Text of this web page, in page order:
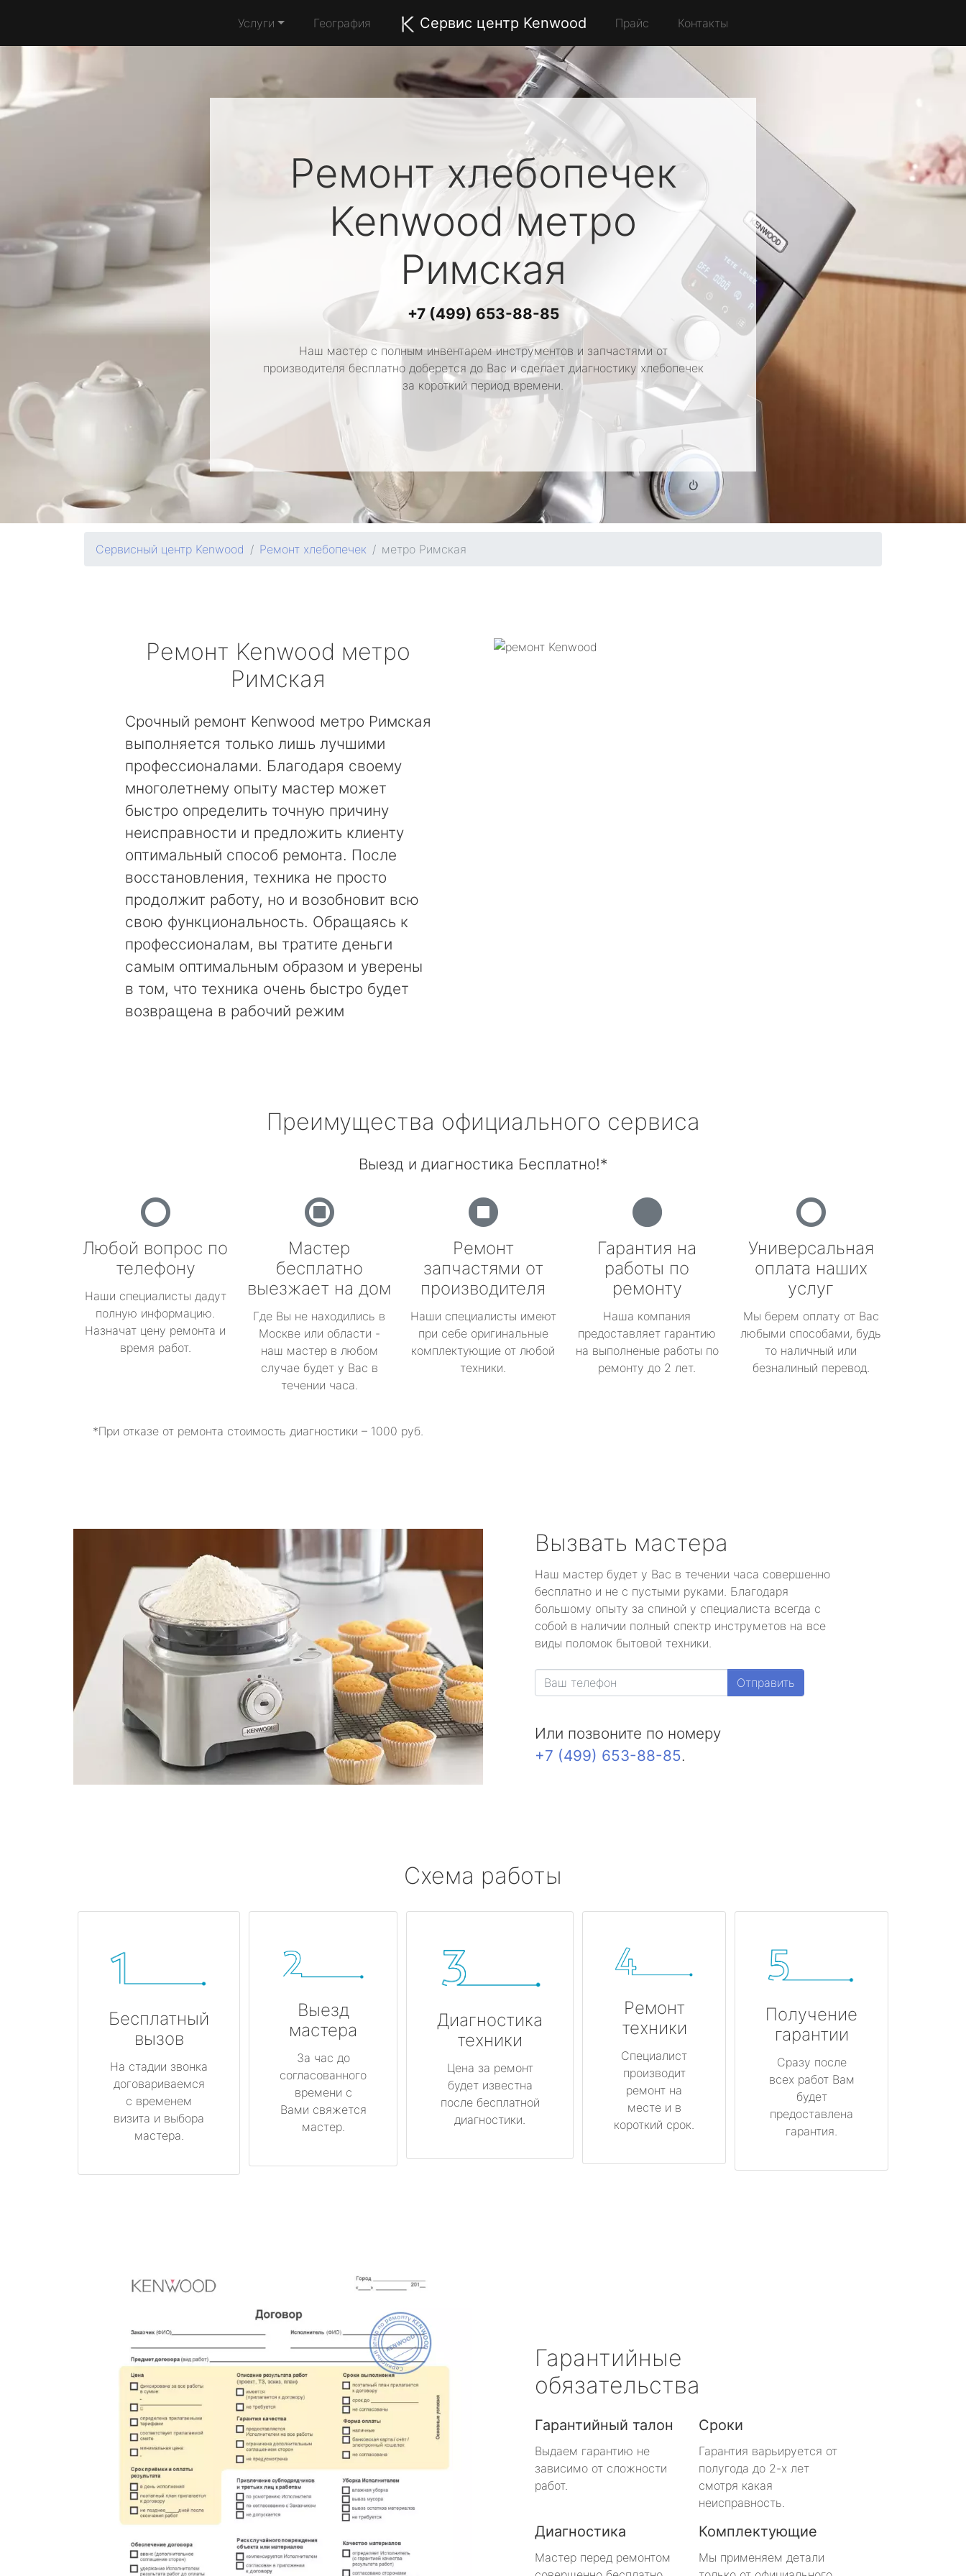
Услуги География Сервис центр Kenwood Прайс Контакты
Ремонт хлебопечек
Kenwoodметро
Римская
+7 (499) 653-88-85
Наш мастер с полным инвентарем инструментов и запчастями от
производителя бесплатно доберется до Вас и сделает диагностику хлебопечек
за короткий период времени.
Сервисный центр Kenwood Ремонт хлебопечек метро Римская
Ремонт Kenwood метро
Римская
Срочный ремонт Kenwood метро Римская
выполняется только лишь лучшими
профессионалами. Благодаря своему
многолетнему опыту мастер может
быстро определить точную причину
неисправности и предложить клиенту
оптимальный способ ремонта. После
восстановления, техника не просто
продолжит работу, но и возобновит всю
свою функциональность. Обращаясь к
профессионалам, вы тратите деньги
самым оптимальным образом и уверены
в том, что техника очень быстро будет
возвращена в рабочий режим
Преимущества официального сервиса
Выезд и диагностика Бесплатно!*
Любой вопрос по
телефону
Наши специалисты дадут
полную информацию.
Назначат цену ремонта и
время работ.
Мастер
бесплатно
выезжает на дом
Где Вы не находились в
Москве или области -
наш мастер в любом
случае будет у Вас в
течении часа.
Ремонт
запчастями от
производителя
Наши специалисты имеют
при себе оригинальные
комплектующие от любой
техники.
Гарантия на
работы по
ремонту
Наша компания
предоставляет гарантию
на выполненые работы по
ремонту до 2 лет.
Универсальная
оплата наших
услуг
Мы берем оплату от Вас
любыми способами, будь
то наличный или
безналиный перевод.
*При отказе от ремонта стоимость диагностики – 1000 руб.
Вызвать мастера
Наш мастер будет у Вас в течении часа совершенно
бесплатно и не с пустыми руками. Благодаря
большому опыту за спиной у специалиста всегда с
собой в наличии полный спектр инструметов на все
виды поломок бытовой техники.
Отправить
Или позвоните по номеру
+7 (499) 653-88-85.
Схема работы
Бесплатный
вызов
На стадии звонка
договариваемся
с временем
визита и выбора
мастера.
Выезд
мастера
За час до
согласованного
времени с
Вами свяжется
мастер.
Диагностика
техники
Цена за ремонт
будет известна
после бесплатной
диагностики.
Ремонт
техники
Специалист
производит
ремонт на
месте и в
короткий срок.
Получение
гарантии
Сразу после
всех работ Вам
будет
предоставлена
гарантия.
Гарантийные
обязательства
Гарантийный талон
Выдаем гарантию не
зависимо от сложности
работ.
Сроки
Гарантия варьируется от
полугода до 2-х лет
смотря какая
неисправность.
Диагностика
Мастер перед ремонтом
Комплектующие
Мы применяем детали